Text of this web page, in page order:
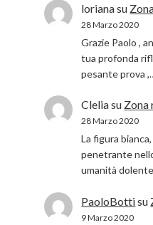
lorianasu
28 Marzo 2020
Grazie Paolo ,
tua profonda
pesante prova
Cleliasu Zona
28 Marzo 2020
La figura
penetrante
umanità
PaoloBottisu
9 Marzo 2020